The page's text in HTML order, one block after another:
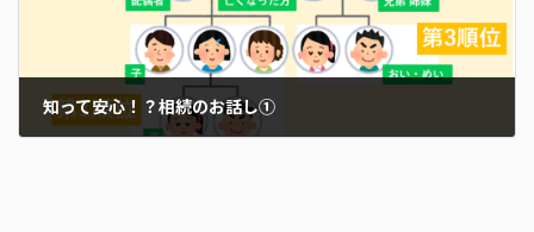
知って安心！？相続のお話し①